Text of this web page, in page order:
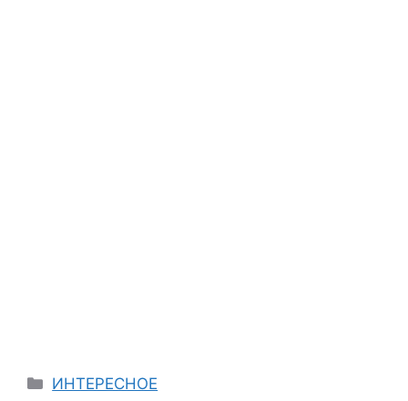
Categories
ИНТЕРЕСНОЕ